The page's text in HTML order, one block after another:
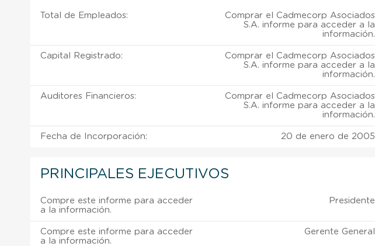
Total de Empleados:
Comprar el Cadmecorp Asociados
S.A. informe para acceder a la
información.
Capital Registrado:
Comprar el Cadmecorp Asociados
S.A. informe para acceder a la
información.
Auditores Financieros:
Comprar el Cadmecorp Asociados
S.A. informe para acceder a la
información.
Fecha de Incorporación: 20 de enero de 2005
PRINCIPALES EJECUTIVOS
Compre este informe para acceder
a la información.
Presidente
Compre este informe para acceder
a la información.
Gerente General